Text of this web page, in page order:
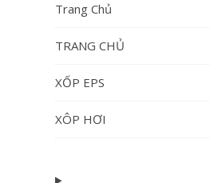
Trang Chủ
TRANG CHỦ
XỐP EPS
XÔP HƠI